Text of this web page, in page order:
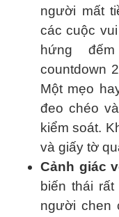
người mất
các cuộc
hứng
countdown
Một mẹo
đeo chéo
kiểm soát.
và giấy tờ
Cảnh giác
biến thái
người chen